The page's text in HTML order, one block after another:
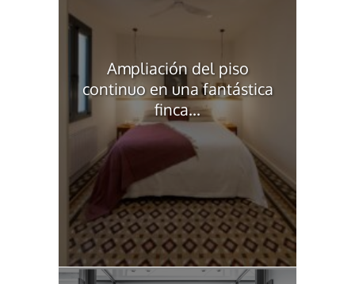
Ampliación del piso
continuo en una fantástica
finca...